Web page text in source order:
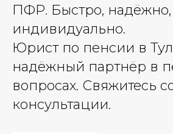
ПФР. Быстро, надёжно,
индивидуально.
Юрист по пенсии в
надёжный партнёр в
вопросах. Свяжитесь
консультации.